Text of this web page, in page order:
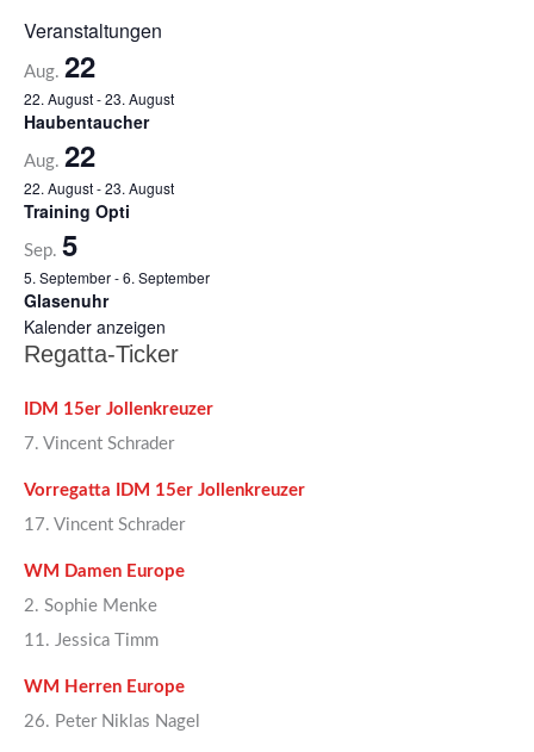
Veranstaltungen
Aug. 22
22. August-23. August
Haubentaucher
Aug. 22
22. August-23. August
Training Opti
Sep. 5
5. September-6. September
Glasenuhr
Kalender anzeigen
Regatta-Ticker
IDM 15er Jollenkreuzer
7. Vincent Schrader
Vorregatta IDM 15er Jollenkreuzer
17. Vincent Schrader
WM Damen Europe
2. Sophie Menke
11. Jessica Timm
WM Herren Europe
26. Peter Niklas Nagel